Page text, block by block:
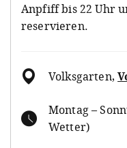
Anpfiff bis 22 Uhr
reservieren.
Volksgarten,
Montag –
Wetter)